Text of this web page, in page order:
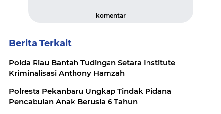
komentar
Berita Terkait
Polda Riau Bantah Tudingan Setara Institute
Kriminalisasi Anthony Hamzah
Polresta Pekanbaru Ungkap Tindak Pidana
Pencabulan Anak Berusia 6 Tahun